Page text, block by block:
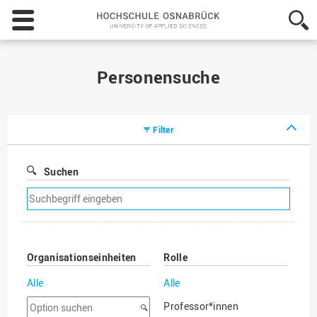
Hochschule
Osnabrück
-
Personensuche
Filter
Suchen
Suchfilter
entfernen
Organisationseinheiten
Alle
Option
Rolle
Alle
Professor*innen